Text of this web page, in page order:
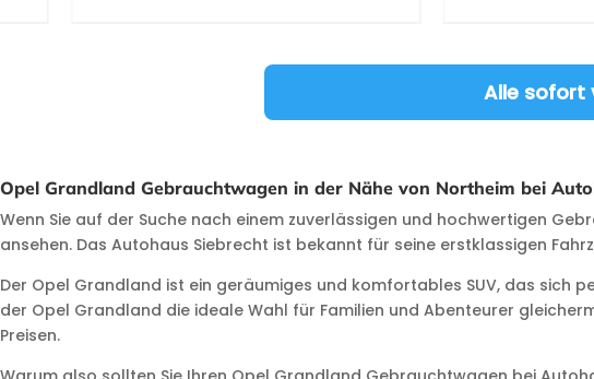
Alle sofort
Opel Grandland Gebrauchtwagen in der Nähe von Northeim bei
Wenn Sie auf der Suche nach einem zuverlässigen und hochwertigen
ansehen. Das Autohaus Siebrecht ist bekannt für seine erstklassigen
Der Opel Grandland ist ein geräumiges und komfortables SUV, das sich
der Opel Grandland die ideale Wahl für Familien und Abenteurer
Preisen.